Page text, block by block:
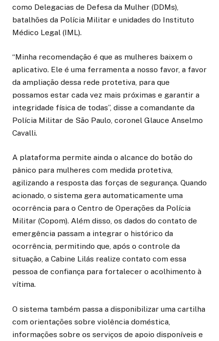
como Delegacias de Defesa da Mulher (DDMs),
batalhões da Polícia Militar e unidades do Instituto
Médico Legal (IML).
“Minha recomendação é que as mulheres baixem o
aplicativo. Ele é uma ferramenta a nosso favor, a favor
da ampliação dessa rede protetiva, para que
possamos estar cada vez mais próximas e garantir a
integridade física de todas”, disse a comandante da
Polícia Militar de São Paulo, coronel Glauce Anselmo
Cavalli.
A plataforma permite ainda o alcance do botão do
pânico para mulheres com medida protetiva,
agilizando a resposta das forças de segurança. Quando
acionado, o sistema gera automaticamente uma
ocorrência para o Centro de Operações da Polícia
Militar (Copom). Além disso, os dados do contato de
emergência passam a integrar o histórico da
ocorrência, permitindo que, após o controle da
situação, a Cabine Lilás realize contato com essa
pessoa de confiança para fortalecer o acolhimento à
vítima.
O sistema também passa a disponibilizar uma cartilha
com orientações sobre violência doméstica,
informações sobre os serviços de apoio disponíveis e